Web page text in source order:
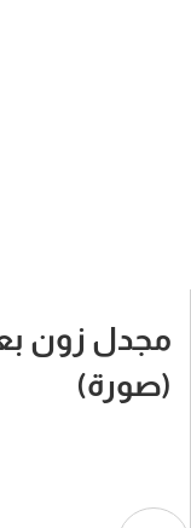
مجدل زون بعد
(صورة)